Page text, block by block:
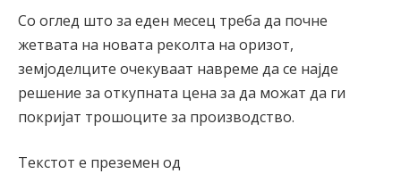
Со оглед што за еден месец треба да почне
жетвата на новата реколта на оризот,
земјоделците очекуваат навреме да се најде
решение за откупната цена за да можат да ги
покријат трошоците за производство.
Текстот е преземен од